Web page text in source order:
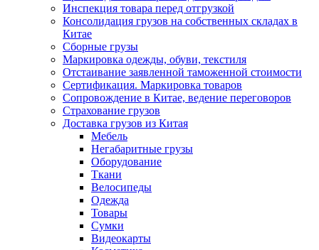
Инспекция товара перед отгрузкой
Консолидация грузов на собственных складах в
Китае
Сборные грузы
Маркировка одежды, обуви, текстиля
Отстаивание заявленной таможенной стоимости
Сертификация. Маркировка товаров
Сопровождение в Китае, ведение переговоров
Страхование грузов
Доставка грузов из Китая
Мебель
Негабаритные грузы
Оборудование
Ткани
Велосипеды
Одежда
Товары
Сумки
Видеокарты